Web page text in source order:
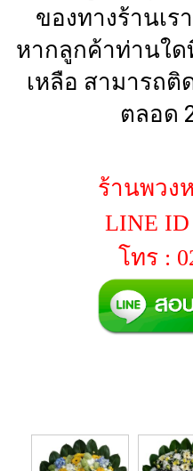
ของทางร้านเ
หากลูกค้าท่านใ
เหลือ สามารถติ
ตลอด
ร้านพวง
LINE ID
โทร :